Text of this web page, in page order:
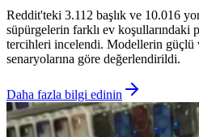
Reddit'teki 3.112 başlık ve 10.016
süpürgelerin farklı ev koşullarındaki
tercihleri incelendi. Modellerin güçlü
senaryolarına göre değerlendirildi.
Daha fazla bilgi edinin